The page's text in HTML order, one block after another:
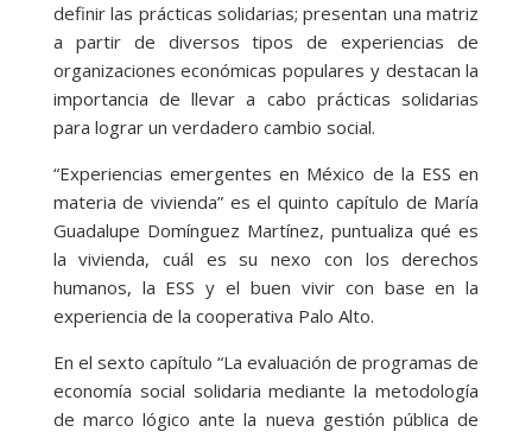
definir las prácticas solidarias; presentan una matriz
a partir de diversos tipos de experiencias de
organizaciones económicas populares y destacan la
importancia de llevar a cabo prácticas solidarias
para lograr un verdadero cambio social.
“Experiencias emergentes en México de la ESS en
materia de vivienda” es el quinto capítulo de María
Guadalupe Domínguez Martínez, puntualiza qué es
la vivienda, cuál es su nexo con los derechos
humanos, la ESS y el buen vivir con base en la
experiencia de la cooperativa Palo Alto.
En el sexto capítulo “La evaluación de programas de
economía social solidaria mediante la metodología
de marco lógico ante la nueva gestión pública de